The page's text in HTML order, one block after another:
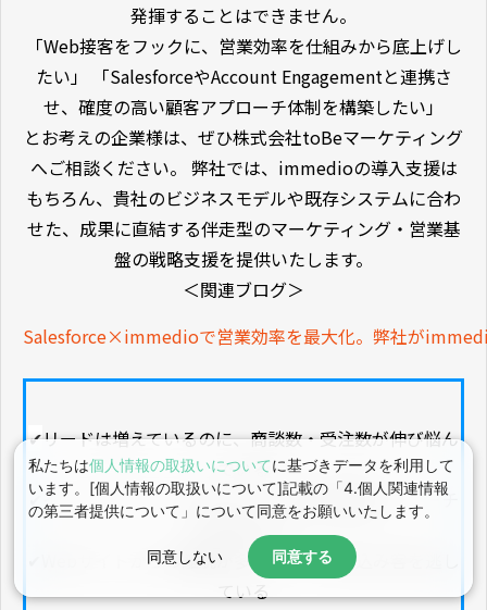
発揮することはできません。
「Web接客をフックに、営業効率を仕組みから底上げし
たい」 「SalesforceやAccount Engagementと連携さ
せ、確度の高い顧客アプローチ体制を構築したい」
とお考えの企業様は、ぜひ株式会社toBeマーケティング
へご相談ください。 弊社では、immedioの導入支援は
もちろん、貴社のビジネスモデルや既存システムに合わ
せた、成果に直結する伴走型のマーケティング・営業基
盤の戦略支援を提供いたします。
＜関連ブログ＞
Salesforce×immedioで営業効率を最大化。弊社が
✔リードは増えているのに、商談数・受注数が伸び悩ん
でいる
✔インサイドセールスのリソースが日程調整やリサーチ
に忙殺される
Webサイトからの離脱が多くホットな見込み客を逃し
ている
私たちは個人情報の取扱いについてに基づきデータを利用して
います。[個人情報の取扱いについて]記載の「4.個人関連情報
の第三者提供について」について同意をお願いいたします。
同意しない 同意する